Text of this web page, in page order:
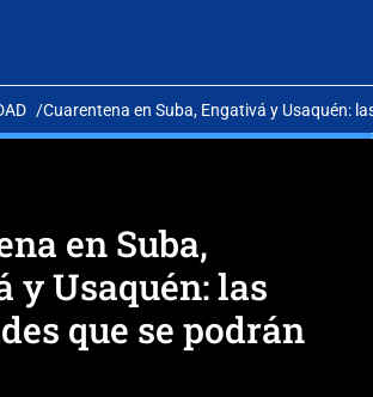
Cuarentena en Suba, Engativá y Usaquén:
en Suba,
y Usaquén: las
que se podrán